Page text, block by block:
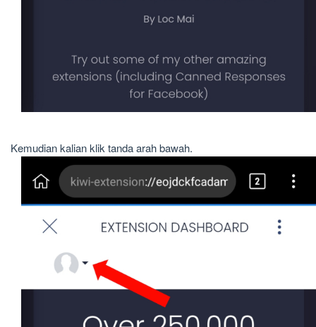
Kemudian kalian klik tanda arah bawah.